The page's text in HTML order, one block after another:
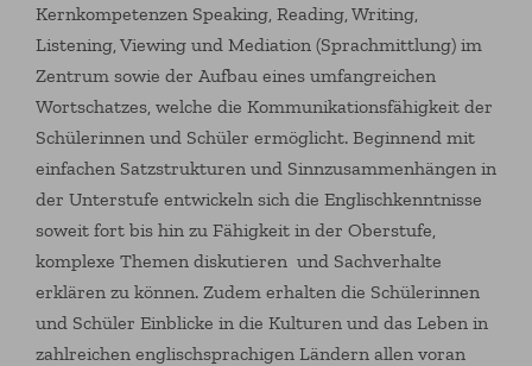
Kernkompetenzen Speaking, Reading, Writing,
Listening, Viewing und Mediation (Sprachmittlung) im
Zentrum sowie der Aufbau eines umfangreichen
Wortschatzes, welche die Kommunikationsfähigkeit der
Schülerinnen und Schüler ermöglicht. Beginnend mit
einfachen Satzstrukturen und Sinnzusammenhängen in
der Unterstufe entwickeln sich die Englischkenntnisse
soweit fort bis hin zu Fähigkeit in der Oberstufe,
komplexe Themen diskutieren und Sachverhalte
erklären zu können. Zudem erhalten die Schülerinnen
und Schüler Einblicke in die Kulturen und das Leben in
zahlreichen englischsprachigen Ländern allen voran